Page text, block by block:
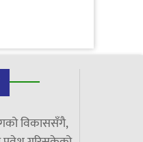
विकाससँगै,